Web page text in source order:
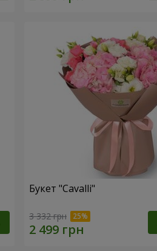
Букет "Cаvalli"
3 332 грн